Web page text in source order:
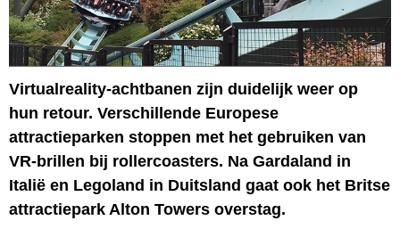
Virtualreality-achtbanen zijn duidelijk weer op
hun retour. Verschillende Europese
attractieparken stoppen met het gebruiken van
VR-brillen bij rollercoasters. Na Gardaland in
Italië en Legoland in Duitsland gaat ook het Britse
attractiepark Alton Towers overstag.